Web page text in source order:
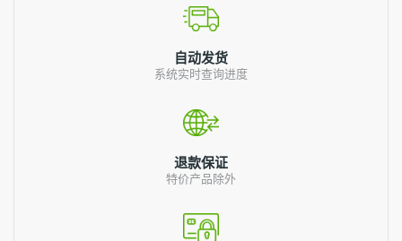
自动发货
系统实时查询进度
退款保证
特价产品除外